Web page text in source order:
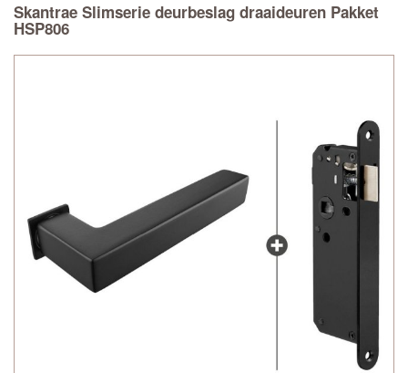
Skantrae Slimserie deurbeslag draaideuren Pakket
HSP806